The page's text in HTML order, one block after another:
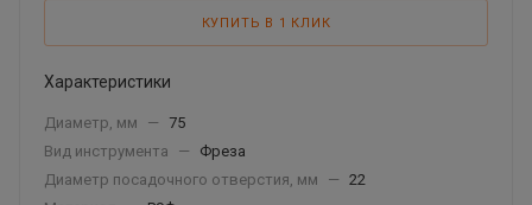
КУПИТЬ В 1 КЛИК
Характеристики
Диаметр, мм —
75
Вид инструмента
—
Фреза
Диаметр посадочного отверстия, мм
— 22